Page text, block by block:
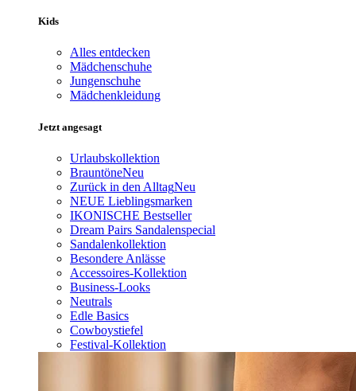
Kids
Alles entdecken
Mädchenschuhe
Jungenschuhe
Mädchenkleidung
Jetzt angesagt
Urlaubskollektion
BrauntöneNeu
Zurück in den AlltagNeu
NEUE Lieblingsmarken
IKONISCHE Bestseller
Dream Pairs Sandalenspecial
Sandalenkollektion
Besondere Anlässe
Accessoires-Kollektion
Business-Looks
Neutrals
Edle Basics
Cowboystiefel
Festival-Kollektion